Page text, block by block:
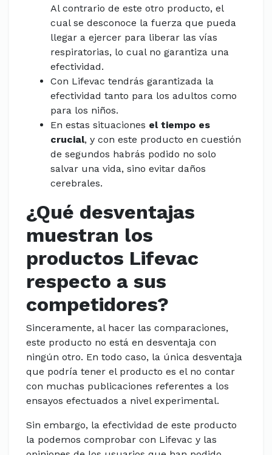
Al contrario de este otro producto, el
cual se desconoce la fuerza que pueda
llegar a ejercer para liberar las vías
respiratorias, lo cual no garantiza una
efectividad.
Con Lifevac tendrás garantizada la
efectividad tanto para los adultos como
para los niños.
En estas situaciones el tiempo es
crucial, y con este producto en cuestión
de segundos habrás podido no solo
salvar una vida, sino evitar daños
cerebrales.
¿Qué desventajas
muestran los
productos Lifevac
respecto a sus
competidores?
Sinceramente, al hacer las comparaciones,
este producto no está en desventaja con
ningún otro. En todo caso, la única desventaja
que podría tener el producto es el no contar
con muchas publicaciones referentes a los
ensayos efectuados a nivel experimental.
Sin embargo, la efectividad de este producto
la podemos comprobar con Lifevac y las